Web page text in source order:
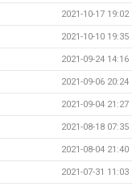
2021-10-17 19:02
2021-10-10 19:35
2021-09-24 14:16
2021-09-06 20:24
2021-09-04 21:27
2021-08-18 07:35
2021-08-04 21:40
2021-07-31 11:03